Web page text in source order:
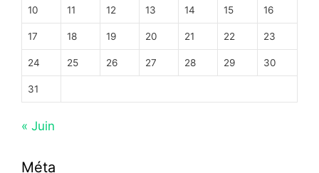
10 11 12 13 14 15 16
17 18 19 20 21 22 23
24 25 26 27 28 29 30
31
« Juin
Méta